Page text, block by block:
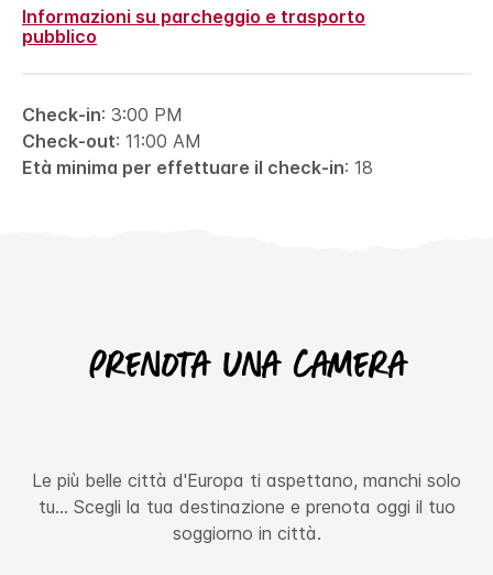
Informazioni su parcheggio e trasporto
pubblico
Check-in: 3:00 PM
Check-out: 11:00 AM
Età minima per effettuare il check-in: 18
Prenota una camera
Le più belle città d'Europa ti aspettano, manchi solo
tu… Scegli la tua destinazione e prenota oggi il tuo
soggiorno in città.